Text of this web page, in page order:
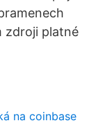
zdroji platné
na coinbase